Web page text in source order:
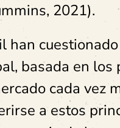
2021).
han
basada en
cada vez
a estos